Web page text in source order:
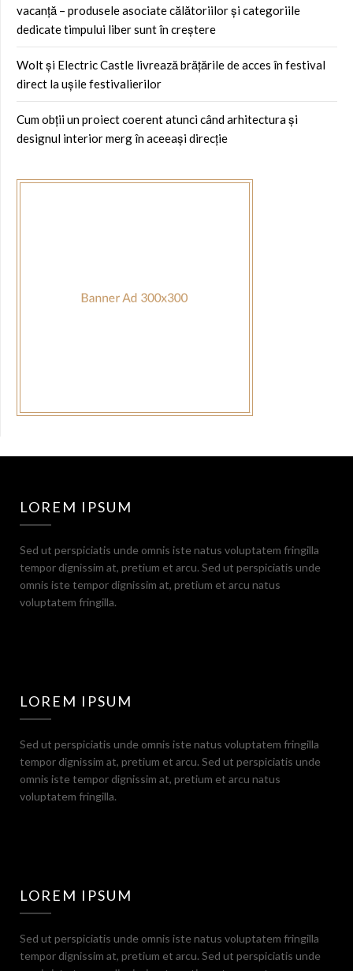
vacanță – produsele asociate călătoriilor și categoriile
dedicate timpului liber sunt în creștere
Wolt și Electric Castle livrează brățările de acces în festival
direct la ușile festivalierilor
Cum obții un proiect coerent atunci când arhitectura și
designul interior merg în aceeași direcție
LOREM IPSUM
Sed ut perspiciatis unde omnis iste natus voluptatem fringilla
tempor dignissim at, pretium et arcu. Sed ut perspiciatis unde
omnis iste tempor dignissim at, pretium et arcu natus
voluptatem fringilla.
LOREM IPSUM
Sed ut perspiciatis unde omnis iste natus voluptatem fringilla
tempor dignissim at, pretium et arcu. Sed ut perspiciatis unde
omnis iste tempor dignissim at, pretium et arcu natus
voluptatem fringilla.
LOREM IPSUM
Sed ut perspiciatis unde omnis iste natus voluptatem fringilla
tempor dignissim at, pretium et arcu. Sed ut perspiciatis unde